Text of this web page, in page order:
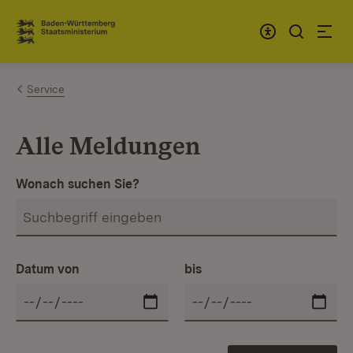
Zum Inhalt springen
Link zur Startseite
Service
Alle Meldungen
Wonach suchen Sie?
Datum von bis